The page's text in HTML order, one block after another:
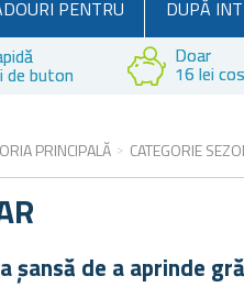
PENTRU DUPĂ
de buton
Doar
16 lei
PRINCIPALĂ CATEGORIE
șansă de a aprinde